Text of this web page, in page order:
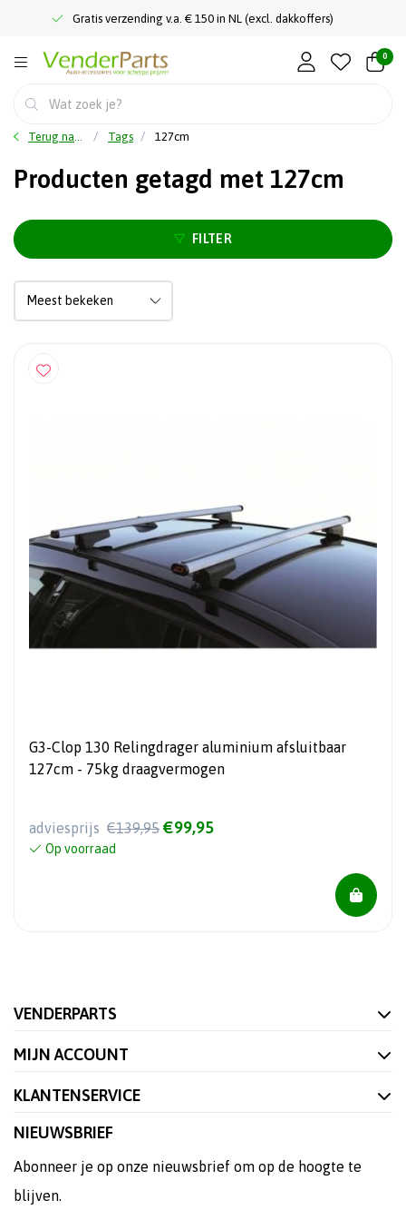
Gratis verzending v.a. € 150 in NL (excl. dakkoffers)
0
Terug naar home Tags 127cm
Producten getagd met 127cm
FILTER
G3-Clop 130 Relingdrager aluminium afsluitbaar
127cm - 75kg draagvermogen
adviesprijs €139,95 €99,95
Op voorraad
VENDERPARTS
MIJN ACCOUNT
KLANTENSERVICE
NIEUWSBRIEF
Abonneer je op onze nieuwsbrief om op de hoogte te
blijven.